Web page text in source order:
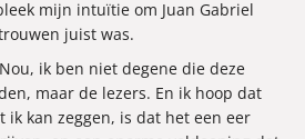
mijn intuïtie om Juan Gabriel
juist was.
Nou, ik ben niet degene die deze
maar de lezers. En ik hoop dat
ik kan zeggen, is dat het een eer